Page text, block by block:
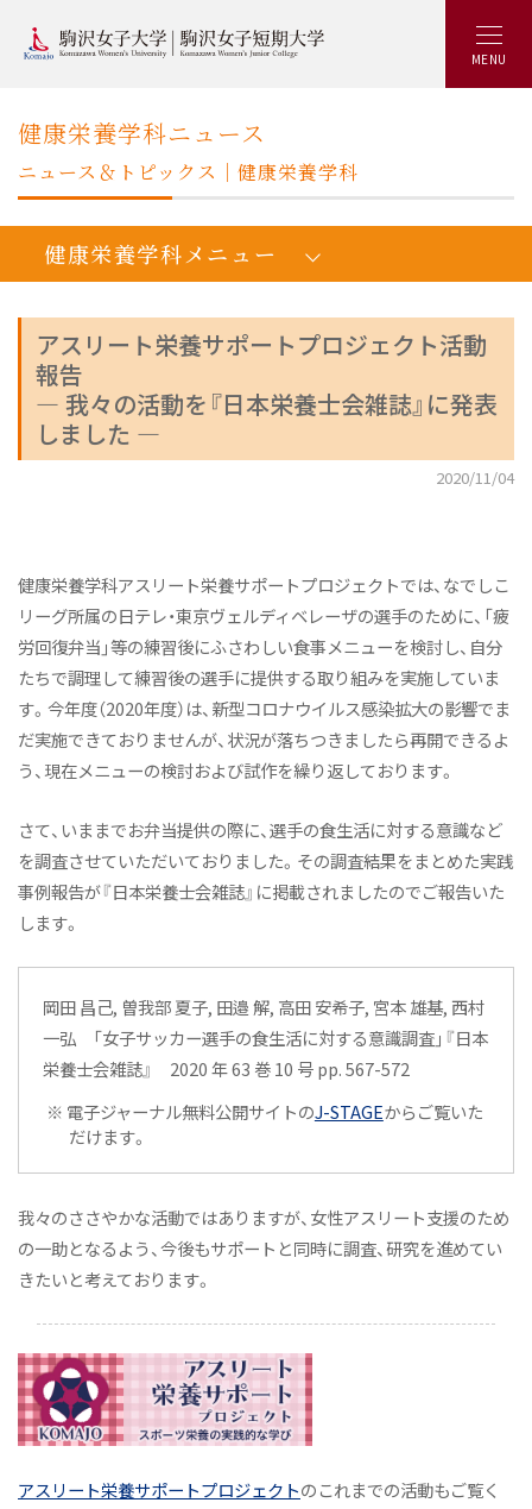
MENU
健康栄養学科ニュース
ニュース＆トピックス｜健康栄養学科
アスリート栄養サポートプロジェクト活動
報告
― 我々の活動を『日本栄養士会雑誌』に発表
しました ―
2020/11/04
健康栄養学科アスリート栄養サポートプロジェクトでは、なでしこ
リーグ所属の日テレ・東京ヴェルディベレーザの選手のために、「疲
労回復弁当」等の練習後にふさわしい食事メニューを検討し、自分
たちで調理して練習後の選手に提供する取り組みを実施していま
す。今年度（2020年度）は、新型コロナウイルス感染拡大の影響でま
だ実施できておりませんが、状況が落ちつきましたら再開できるよ
う、現在メニューの検討および試作を繰り返しております。
さて、いままでお弁当提供の際に、選手の食生活に対する意識など
を調査させていただいておりました。その調査結果をまとめた実践
事例報告が『日本栄養士会雑誌』に掲載されましたのでご報告いた
します。
岡田 昌己, 曽我部 夏子, 田邉 解, 高田 安希子, 宮本 雄基, 西村
一弘 「女子サッカー選手の食生活に対する意識調査」『日本
栄養士会雑誌』 2020 年 63 巻 10 号 pp. 567-572
※ 電子ジャーナル無料公開サイトのJ-STAGEからご覧いた
だけます。
我々のささやかな活動ではありますが、女性アスリート支援のため
の一助となるよう、今後もサポートと同時に調査、研究を進めてい
きたいと考えております。
アスリート栄養サポートプロジェクトのこれまでの活動もご覧く
健康栄養学科メニュー
人間健康学健康栄養学科：トップ
学びの概要
カリキュラム
活躍するOGたち
よくあるご質問
教員紹介
施設紹介
アスリート栄養サポートプロジェクト
ニュース&トピックス
健康栄養学科ニュース
ニュース&トピックス：アーカイブ